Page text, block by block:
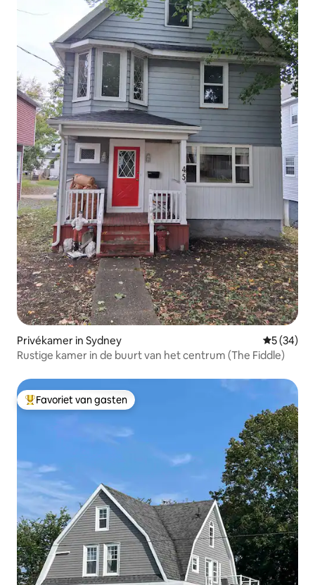
Privékamer in Sydney
5 (34)
Rustige kamer in de buurt van het centrum (The Fiddle)
Topfavoriet van gasten
Favoriet van gasten